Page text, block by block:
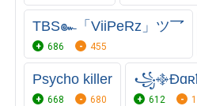
TBS๛「ViiPeRz」ツ乛
686 455
Psycho killer
668 680 612